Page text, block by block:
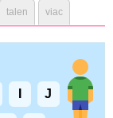
talen viac
J